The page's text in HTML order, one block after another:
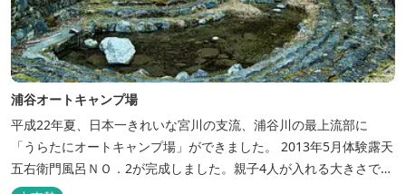
浦谷オートキャンプ場
平成22年夏、日本一きれいな宮川の支流、浦谷川の最上流部に
「うらたにオートキャンプ場」ができました。 2013年5月体験露天
五右衛門風呂ＮＯ．2が完成しました。親子4人が入れる大きさで
す。中には腰掛けもあり、ゆっくり、星やホタルを見る事ができま